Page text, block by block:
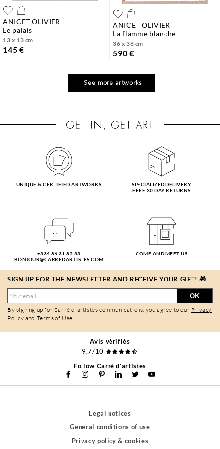
ANICET OLIVIER
le palais
13 x 13 cm
145 €
ANICET OLIVIER
la flamme blanche
36 x 36 cm
590 €
See more artworks
UNIQUE & CERTIFIED ARTWORKS
SPECIALIZED DELIVERY
FREE 30 DAY RETURNS
+334 86 31 85 33
BONJOUR@CARREDARTISTES.COM
COME AND MEET US
SIGN UP FOR THE NEWSLETTER AND RECEIVE YOUR GIFT! 🎁
OK
By signing up for Carré d'artistes communications, you agree to our Privacy
Policy and Terms of Use.
Avis vérifiés
9,7/10
Follow Carré d'artistes
Legal notices
General conditions of use
Privacy policy & cookies